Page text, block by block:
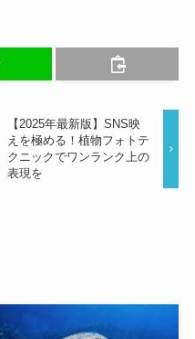
【2025年最新版】SNS映
えを極める！植物フォトテ
クニックでワンランク上の
表現を